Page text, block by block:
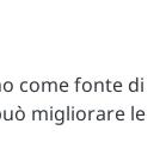
come fonte di
migliorare le